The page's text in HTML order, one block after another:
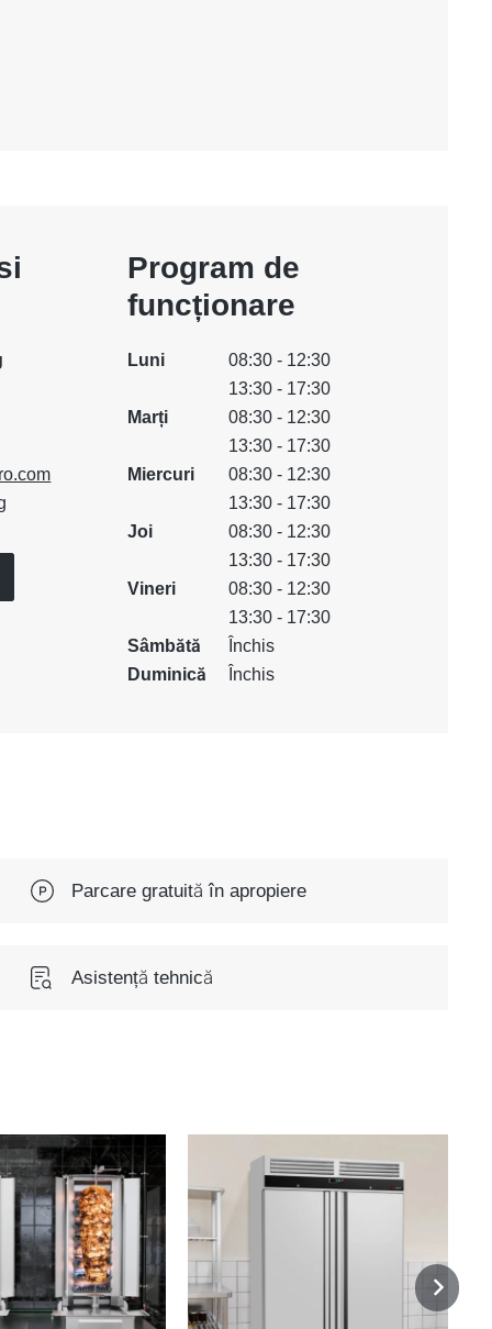
Program de
funcționare
Luni
08:30 - 12:30
13:30 - 17:30
Marți
08:30 - 12:30
13:30 - 17:30
Miercuri
08:30 - 12:30
13:30 - 17:30
Joi
08:30 - 12:30
13:30 - 17:30
Vineri
08:30 - 12:30
13:30 - 17:30
Sâmbătă
Închis
Duminică
Închis
Parcare gratuită în apropiere
Asistență tehnică